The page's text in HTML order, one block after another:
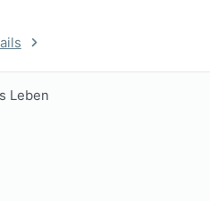
Leben